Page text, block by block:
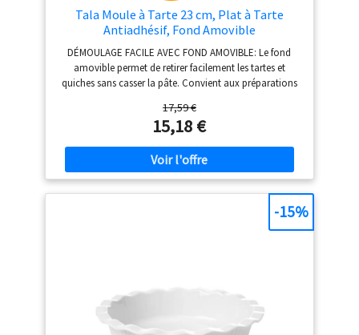
muffins, les gâteaux
Tala Moule à Tarte 23 cm, Plat à Tarte
Antiadhésif, Fond Amovible
DÉMOULAGE FACILE AVEC FOND AMOVIBLE: Le fond
amovible permet de retirer facilement les tartes et
quiches sans casser la pâte. Convient aux préparations
UNIFORME DE LA CHALEUR: Fabriqué en acier au
carbone robuste assurant une diffusion homogène de
la chaleur. Favorise une cuisson régulière de la pâte et
de la garniture REVÊTEMENT ANTIADHÉSIF DOUBLE
COUCHE: Le revêtement antiadhésif Eclipse à double
utilisation. Adapté à une utilisation régulière en
pâtisserie STRUCTURE ROBUSTE ET RÉSISTANTE AU
FOUR: La conception solide résiste aux températures
cm de diamètre et 3,5 cm de hauteur. Compatible
réfrigérateur congélateur et lave vaisselle. Sans BPA ni
PTFE avec taille embossée
17,59 €
15,18 €
-15%